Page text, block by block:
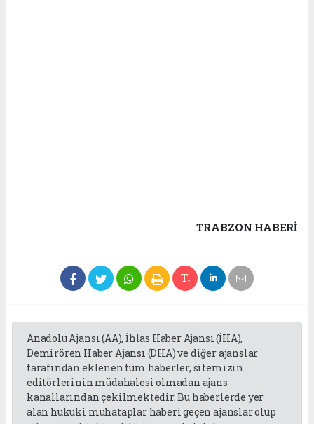
TRABZON HABERİ
Anadolu Ajansı (AA), İhlas Haber Ajansı (İHA),
Demirören Haber Ajansı (DHA) ve diğer ajanslar
tarafından eklenen tüm haberler, sitemizin
editörlerinin müdahalesi olmadan ajans
kanallarından çekilmektedir. Bu haberlerde yer
alan hukuki muhataplar haberi geçen ajanslar olup